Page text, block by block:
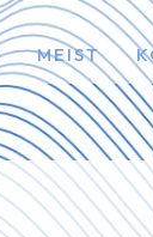
MEIST